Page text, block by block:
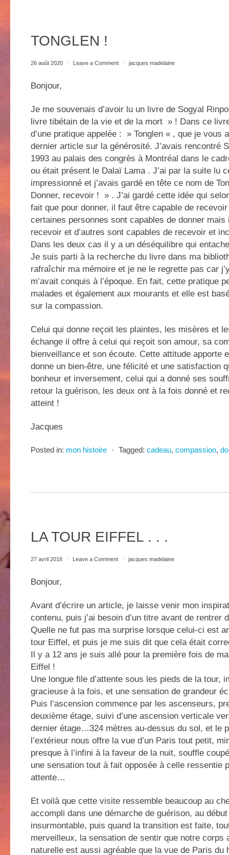
TONGLEN !
26 août 2020 ⋅ Leave a Comment ⋅ jacques madelaine
Bonjour,
Je me souvenais d’avoir lu un livre de Sogyal
livre tibétain de la vie et de la mort » ! Dans ce
d’une pratique appelée : » Tonglen « , que je vous
dernier article sur la générosité. J’avais rencontré
1993 au palais des congrès à Montréal dans le
ou était présent le Dalaï Lama . J’ai par la suite lu
impressionné et j’avais gardé en tête ce nom de
Donner, recevoir ! » . J’ai gardé cette idée qui
fait que pour donner, il faut être capable de
certaines personnes sont capables de donner mais
recevoir et d’autres sont capables de recevoir et
Dans les deux cas il y a un déséquilibre qui
Je suis parti à la recherche du livre dans ma
rafraîchir ma mémoire et je ne le regrette pas car
m’avait conquis à l’époque. En fait, cette pratique
malades et également aux mourants et elle est
sur la compassion.
Celui qui donne reçoit les plaintes, les misères et
échange il offre à celui qui reçoit son amour, sa
bienveillance et son écoute. Cette attitude apporte
donne un bien-être, une félicité et une satisfaction
bonheur et inversement, celui qui a donné ses
retour la guérison, les deux ont à la fois donné et
atteint !
Jacques
Posted in: mon histoire ⋅ Tagged: cadeau, compassion,
LA TOUR EIFFEL . . .
27 avril 2018 ⋅ Leave a Comment ⋅ jacques madelaine
Bonjour,
Avant d’écrire un article, je laisse venir mon
contenu, puis j’ai besoin d’un titre avant de
Quelle ne fut pas ma surprise lorsque celui-ci est
tour Eiffel, et puis je me suis dit que cela était
Il y a 12 ans je suis allé pour la première fois de
Eiffel !
Une longue file d’attente sous les pieds de la tour,
gracieuse à la fois, et une sensation de grandeur
Puis l’ascension commence par les ascenseurs,
deuxième étage, suivi d’une ascension verticale
dernier étage…324 mètres au-dessus du sol, et le
l’extérieur nous offre la vue d’un Paris tout petit,
presque à l’infini à la faveur de la nuit, souffle
une sensation tout à fait opposée à celle ressentie
attente…
Et voilà que cette visite ressemble beaucoup au
accompli dans une démarche de guérison, au
insurmontable, puis quand la transition est faite,
merveilleux, la sensation de sentir que notre corps
naturelle est aussi agréable que la vue de Paris du